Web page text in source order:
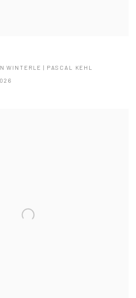
WINTERLE | PASCAL KEHL